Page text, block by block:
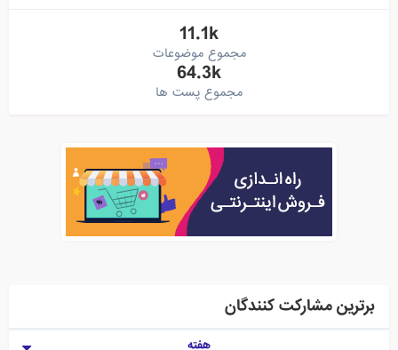
11.1k
مجموع موضوعات
64.3k
مجموع پست ها
برترین مشارکت کنندگان
هفته